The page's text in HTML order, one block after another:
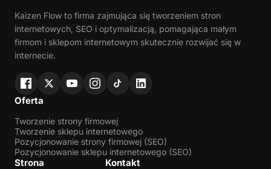
Kaizen Flow to firma zajmująca się tworzeniem stron
internetowych, SEO i optymalizacją, pomagająca małym
firmom i sklepom internetowym skutecznie rozwijać się w
internecie.
Oferta
Tworzenie strony firmowej
Tworzenie sklepu internetowego
Pozycjonowanie strony firmowej (SEO)
Pozycjonowanie sklepu internetowego (SEO)
Strona Kontakt